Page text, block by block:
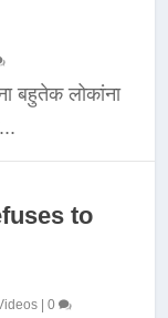
बहुतेक लोकांना
to
|0